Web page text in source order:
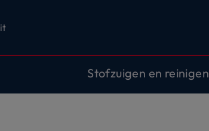
Stofzuigen en reinigen